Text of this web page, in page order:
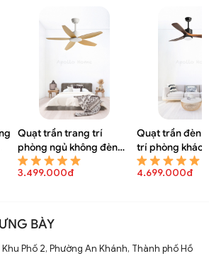
Quạt trần trang trí
phòng ngủ không đèn
QTT 8148A
3.499.000đ
Quạt trần đèn
trí phòng
8146A
4.699.000đ
BÀY
Phố 2, Phường An Khánh, Thành phố Hồ